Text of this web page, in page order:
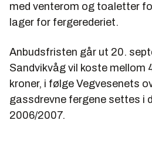
med venterom og toaletter
lager for fergerederiet.
Anbudsfristen går ut 20.
Sandvikvåg vil koste mellom
kroner, i følge Vegvesenets
gassdrevne fergene settes i
2006/2007.